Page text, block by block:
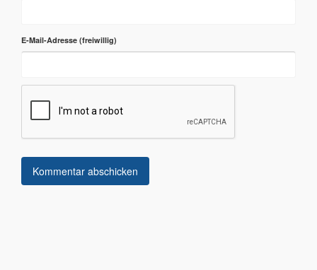
E-Mail-Adresse